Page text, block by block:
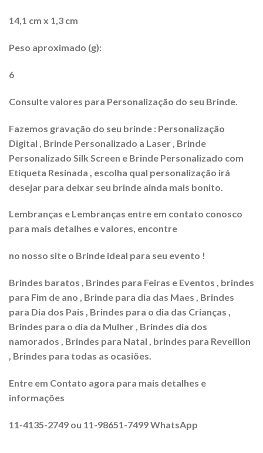
14,1 cm x 1,3 cm
Peso aproximado (g):
6
Consulte valores para Personalização do seu Brinde.
Fazemos gravação do seu brinde : Personalização
Digital , Brinde Personalizado a Laser , Brinde
Personalizado Silk Screen e Brinde Personalizado com
Etiqueta Resinada , escolha qual personalização irá
desejar para deixar seu brinde ainda mais bonito.
Lembranças e Lembranças entre em contato conosco
para mais detalhes e valores, encontre
no nosso site o Brinde ideal para seu evento !
Brindes baratos , Brindes para Feiras e Eventos , brindes
para Fim de ano , Brinde para dia das Maes , Brindes
para Dia dos Pais , Brindes para o dia das Crianças ,
Brindes para o dia da Mulher , Brindes dia dos
namorados , Brindes para Natal , brindes para Reveillon
, Brindes para todas as ocasiões.
Entre em Contato agora para mais detalhes e
informações
11-4135-2749 ou 11-98651-7499 WhatsApp